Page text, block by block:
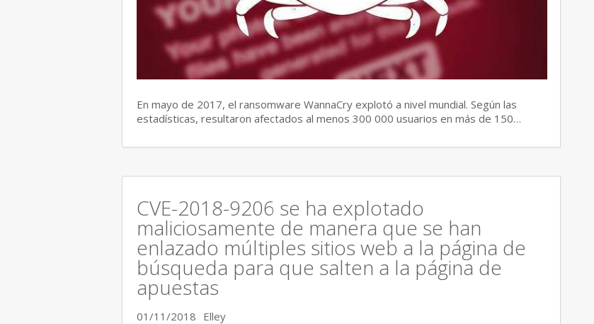
En mayo de 2017, el ransomware WannaCry explotó a nivel mundial. Según las
estadísticas, resultaron afectados al menos 300 000 usuarios en más de 150…
CVE-2018-9206 se ha explotado
maliciosamente de manera que se han
enlazado múltiples sitios web a la página de
búsqueda para que salten a la página de
apuestas
01/11/2018 Elley